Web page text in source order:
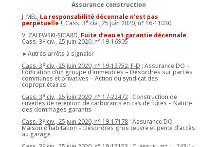
Assurance construction
J. MEL, La responsabilité décennale n’est pas
perpétuelle !,Cass. 3eciv., 25 juin 2020, n° 16-11030
V. ZALEWSKI-SICARD, Fuite d’eau et garantie décennale,
Cass. 3eciv., 25 juin 2020, n° 19-16905
►Autres arrêts à signaler
Cass. 3eciv., 25 juin 2020, n° 19-13752, F-D : Assurance DO –
Édification d’un groupe d’immeubles – Désordres sur parties
communes et privatives – Action du syndicat des
copropriétaires
Cass. 3eciv., 25 juin 2020, n° 17-22472: Construction de
cuvettes de rétention de carburants en cas de fuites – Nature
des dommages garantis
Cass. 3eciv., 25 juin 2020, n° 19-17178: Assurance DO –
Maison d’habitation – Désordres gros œuvre et pente d’accès
au garage
e